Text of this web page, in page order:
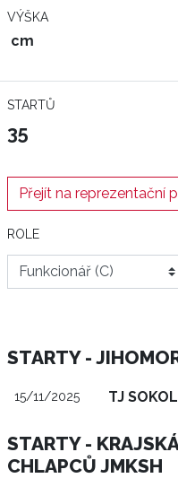
VÝŠKA
cm
STARTŮ
35
Přejít na reprezentační
ROLE
STARTY -
15/11/2025 TJ
STARTY -
CHLAPCŮ JMKSH